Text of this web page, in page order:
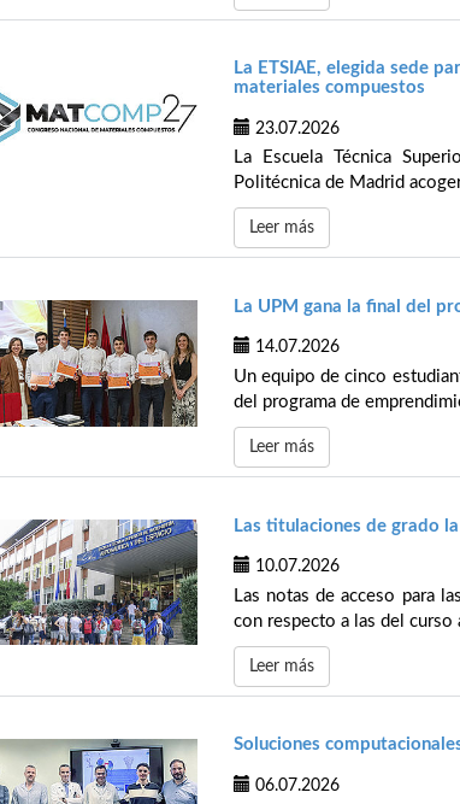
La ETSIAE, elegida sede
materiales compuestos
23.07.2026
La Escuela Técnica
Politécnica de Madrid
Leer más
La UPM gana la final del
14.07.2026
Un equipo de cinco
del programa de
Leer más
Las titulaciones de grado
10.07.2026
Las notas de acceso para
con respecto a las del
Leer más
Soluciones
06.07.2026